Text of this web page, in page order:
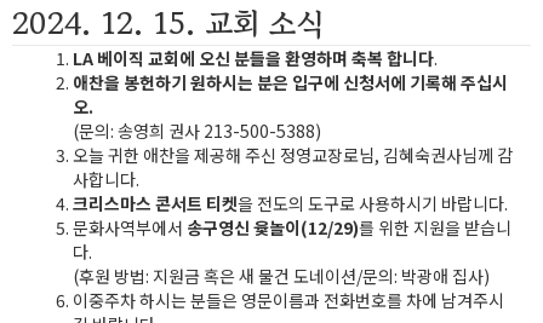
2024. 12. 15. 교회 소식
LA 베이직 교회에 오신 분들을 환영하며 축복 합니다.
애찬을 봉헌하기 원하시는 분은 입구에 신청서에 기록해 주십시
오.
(문의: 송영희 권사 213-500-5388)
오늘 귀한 애찬을 제공해 주신 정영교장로님, 김혜숙권사님께 감
사합니다.
크리스마스 콘서트 티켓을 전도의 도구로 사용하시기 바랍니다.
문화사역부에서 송구영신 윷놀이(12/29)를 위한 지원을 받습니
다.
(후원 방법: 지원금 혹은 새 물건 도네이션/문의: 박광애 집사)
이중주차 하시는 분들은 영문이름과 전화번호를 차에 남겨주시